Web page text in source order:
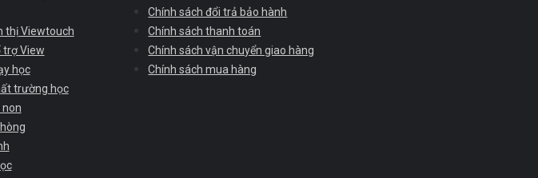
thị Viewtouch
trợ View
học
trường học
Chính sách đổi trả bảo hành
Chính sách thanh toán
Chính sách vận chuyển giao hàng
Chính sách mua hàng